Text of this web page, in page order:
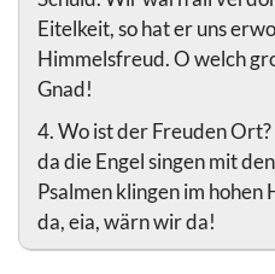
Eitelkeit, so hat er uns
Himmelsfreud. O welch
Gnad!
4. Wo ist der Freuden
da die Engel singen mit
Psalmen klingen im hohen
da, eia, wärn wir da!